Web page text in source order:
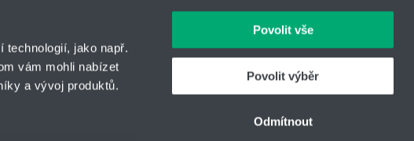
technologií, jako např.
vám mohli nabízet
a vývoj produktů.
Povolit vše
Povolit výběr
Odmítnout
2682/21
IČO: 14869446
+420 566 630 524